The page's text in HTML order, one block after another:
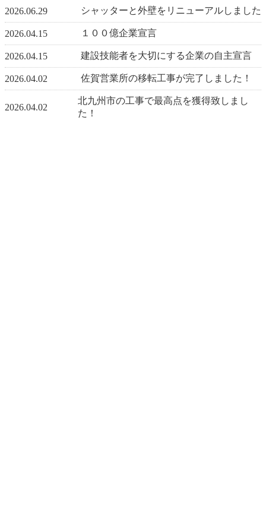
2026.06.29 シャッターと外壁をリニューアルしました
2026.04.15 １００億企業宣言
2026.04.15 建設技能者を大切にする企業の自主宣言
2026.04.02 佐賀営業所の移転工事が完了しました！
2026.04.02
北九州市の工事で最高点を獲得致しまし
た！